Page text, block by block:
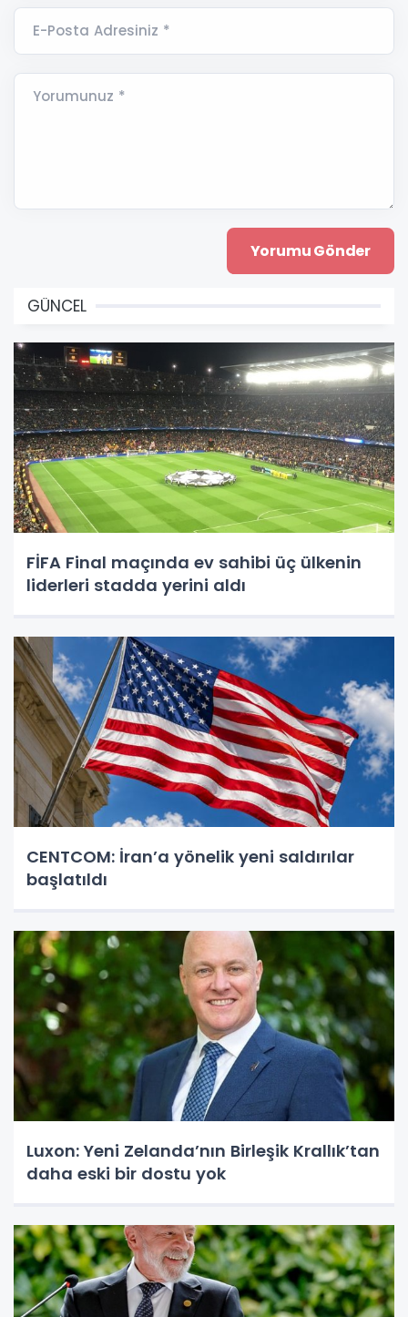
E-Posta Adresiniz *
Yorumunuz *
GÜNCEL
FİFA Final maçında ev sahibi üç ülkenin
liderleri stadda yerini aldı
CENTCOM: İran’a yönelik yeni saldırılar
başlatıldı
Luxon: Yeni Zelanda’nın Birleşik Krallık’tan
daha eski bir dostu yok